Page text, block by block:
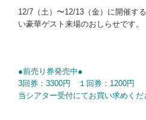
12/7（土）〜12/13（金）に開催す
い豪華ゲスト来場のおしらせです。
●前売り券発売中●
3回券：3300円 １回券：1200円
当シアター受付にてお買い求めくだ